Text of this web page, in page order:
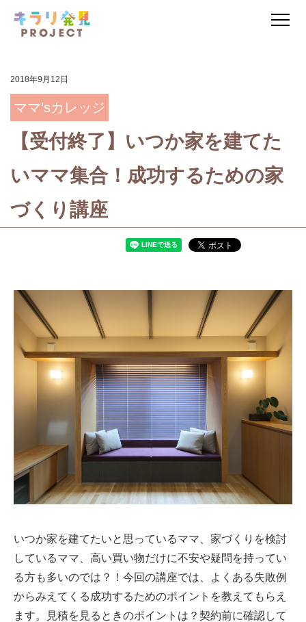
2018年9月12日
ママ’sカレッジ
【受付終了】いつか家を建てた
いママ集合！成功するための家
づくり講座
いつか家を建てたいと思っているママ、家づくりを検討
しているママ、高い買い物だけに不安や疑問を持ってい
る方も多いのでは？！今回の講座では、よくある失敗例
からみえてくる成功するためのポイントを教えてもらえ
ます。見積を見るときのポイントは？契約前に確認して